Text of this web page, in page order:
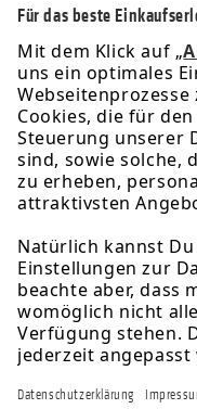
Service-Hotline
Informationen
Rechtliches
Über uns
Newsletter
Folge uns für